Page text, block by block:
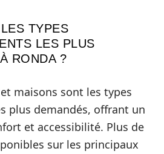
TYPES
LES PLUS
RONDA ?
maisons sont les types
plus demandés, offrant un
et accessibilité. Plus de
sur les principaux